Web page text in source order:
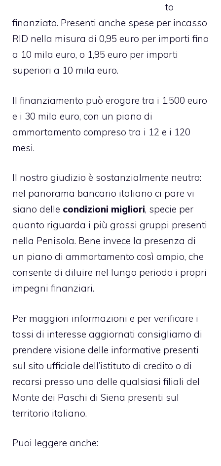
to
finanziato. Presenti anche spese per incasso
RID nella misura di 0,95 euro per importi fino
a 10 mila euro, o 1,95 euro per importi
superiori a 10 mila euro.
Il finanziamento può erogare tra i 1.500 euro
e i 30 mila euro, con un piano di
ammortamento compreso tra i 12 e i 120
mesi.
Il nostro giudizio è sostanzialmente neutro:
nel panorama bancario italiano ci pare vi
siano delle condizioni migliori, specie per
quanto riguarda i più grossi gruppi presenti
nella Penisola. Bene invece la presenza di
un piano di ammortamento così ampio, che
consente di diluire nel lungo periodo i propri
impegni finanziari.
Per maggiori informazioni e per verificare i
tassi di interesse aggiornati consigliamo di
prendere visione delle informative presenti
sul sito ufficiale dell’istituto di credito o di
recarsi presso una delle qualsiasi filiali del
Monte dei Paschi di Siena presenti sul
territorio italiano.
Puoi leggere anche: